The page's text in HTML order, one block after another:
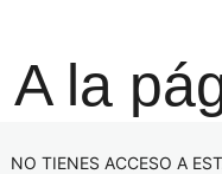
A la
NO TIENES ACCESO A